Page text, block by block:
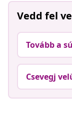
Vedd fel
Tovább a
Csevegj